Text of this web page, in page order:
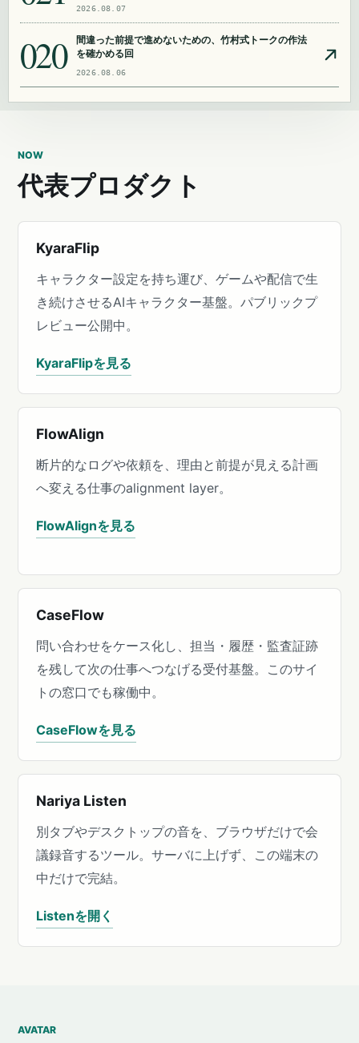
2026.08.07
020
間違った前提で進めないための、竹村式トークの作法
を確かめる回
2026.08.06
NOW
代表プロダクト
KyaraFlip
キャラクター設定を持ち運び、ゲームや配信で生
き続けさせるAIキャラクター基盤。パブリックプ
レビュー公開中。
KyaraFlipを見る
FlowAlign
断片的なログや依頼を、理由と前提が見える計画
へ変える仕事のalignment layer。
FlowAlignを見る
CaseFlow
問い合わせをケース化し、担当・履歴・監査証跡
を残して次の仕事へつなげる受付基盤。このサイ
トの窓口でも稼働中。
CaseFlowを見る
Nariya Listen
別タブやデスクトップの音を、ブラウザだけで会
議録音するツール。サーバに上げず、この端末の
中だけで完結。
Listenを開く
AVATAR